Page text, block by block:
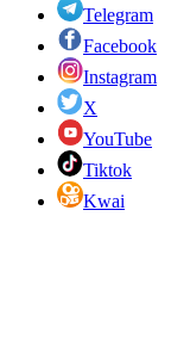
Telegram
Facebook
Instagram
X
YouTube
Tiktok
Kwai